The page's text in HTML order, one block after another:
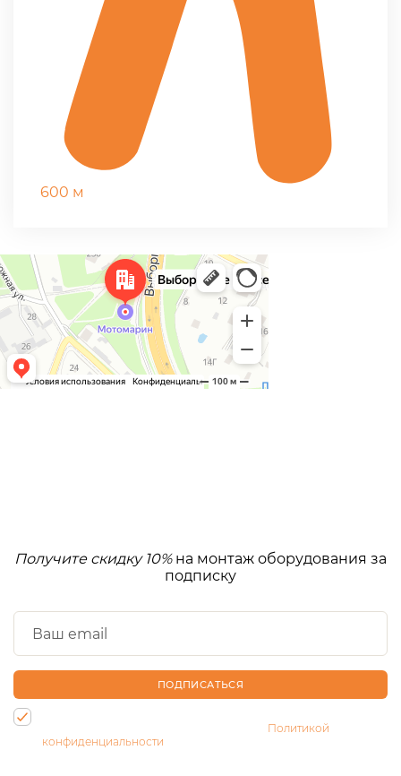
600 м
Получите скидку 10%на монтаж оборудования за
подписку
ПОДПИСАТЬСЯ
Политикой
конфиденциальности